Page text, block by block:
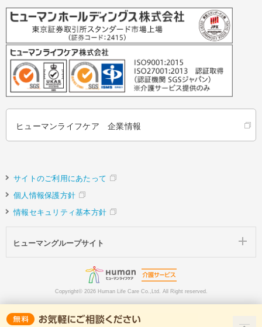
ヒューマンライフケア 企業情報
サイトのご利用にあたって
個人情報保護方針
情報セキュリティ基本方針
ヒューマングループサイト
Copyright© 2026 Human Life Care Co.,Ltd. All Right reserved.